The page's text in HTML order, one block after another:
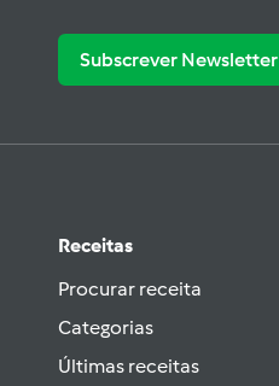
Subscrever Newsletter
Receitas
Procurar receita
Categorias
Últimas receitas